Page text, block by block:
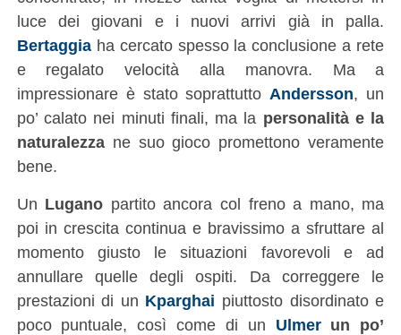
luce dei giovani e i nuovi arrivi già in palla.
Bertaggiaha cercato spesso la conclusione a rete
e regalato velocità alla manovra. Ma a
impressionare è stato soprattutto Andersson, un
po’ calato nei minuti finali, ma la personalità e la
naturalezzane suo gioco promettono veramente
bene.
Un Lugano partito ancora col freno a mano, ma
poi in crescita continua e bravissimo a sfruttare al
momento giusto le situazioni favorevoli e ad
annullare quelle degli ospiti. Da correggere le
prestazioni di un Kparghai piuttosto disordinato e
poco puntuale, così come di un Ulmerun po’